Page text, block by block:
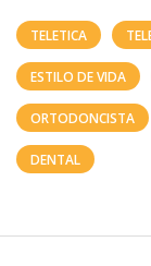
TELETICA
ESTILO DE VIDA
ORTODONCISTA
DENTAL